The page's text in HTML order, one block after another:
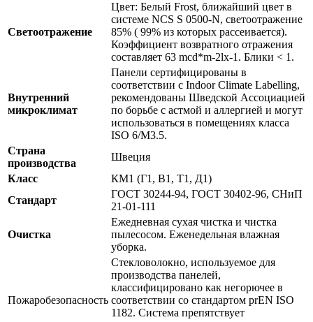
Светоотражение
Цвет: Белый Frost, ближайший цвет в
системе NCS S 0500-N, светоотражение
85% ( 99% из которых рассеивается).
Коэффициент возвратного отражения
составляет 63 mcd*m-2lx-1. Блики < 1.
Внутренний
микроклимат
Панели сертифицированы в
соответствии с Indoor Climate Labelling,
рекомендованы Шведской Ассоциацией
по борьбе с астмой и аллергией и могут
использоваться в помещениях класса
ISO 6/M3.5.
Страна
производства
Швеция
Класс
КМ1 (Г1, В1, Т1, Д1)
Стандарт
ГОСТ 30244-94, ГОСТ 30402-96, СНиП
21-01-111
Очистка
Ежедневная сухая чистка и чистка
пылесосом. Еженедельная влажная
уборка.
Пожаробезопасность
Стекловолокно, используемое для
производства панелей,
классифицировано как негорючее в
соответствии со стандартом prEN ISO
1182. Система препятствует